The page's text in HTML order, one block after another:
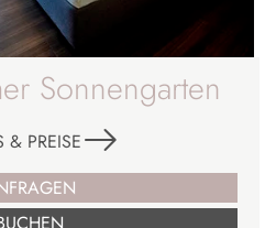
Sonnengarten
& PREISE